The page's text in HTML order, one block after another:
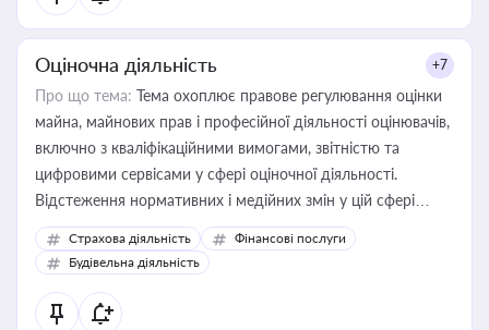
Оціночна діяльність +7
Про що тема: Тема охоплює правове регулювання оцінки
майна, майнових прав і професійної діяльності оцінювачів,
включно з кваліфікаційними вимогами, звітністю та
цифровими сервісами у сфері оціночної діяльності.
Відстеження нормативних і медійних змін у цій сфері
корисне для власника бізнесу, керівника, юриста або
бухгалтера під час оподаткування, приватизації, оренди
державного майна, корпоративних угод і перевірки
статусу суб'єктів оціночної діяльності
Страхова діяльність
Фінансові послуги
Будівельна діяльність